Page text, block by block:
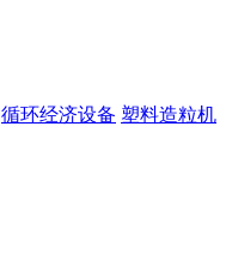
循环经济设备 塑料造粒机